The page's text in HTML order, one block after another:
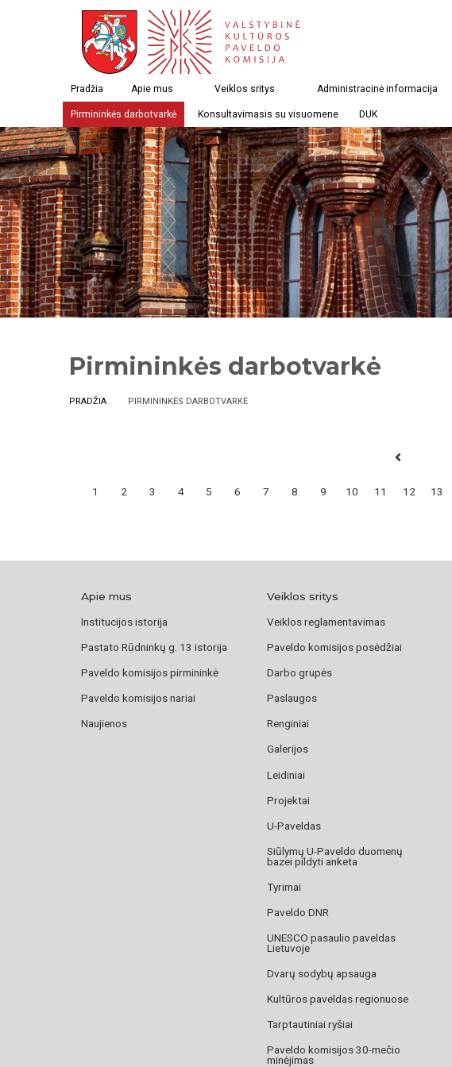
Pradžia Apie mus Veiklos sritys Administracinė informacija
Pirmininkės darbotvarkė Konsultavimasis su visuomene DUK
Pirmininkės darbotvarkė
PRADŽIA PIRMININKĖS DARBOTVARKĖ
1 2 3 4 5 6 7 8 9 10 11 12 13
Apie mus
Institucijos istorija
Pastato Rūdninkų g. 13 istorija
Paveldo komisijos pirmininkė
Paveldo komisijos nariai
Naujienos
Veiklos sritys
Veiklos reglamentavimas
Paveldo komisijos posėdžiai
Darbo grupės
Paslaugos
Renginiai
Galerijos
Leidiniai
Projektai
U-Paveldas
Siūlymų U-Paveldo duomenų
bazei pildyti anketa
Tyrimai
Paveldo DNR
UNESCO pasaulio paveldas
Lietuvoje
Dvarų sodybų apsauga
Kultūros paveldas regionuose
Tarptautiniai ryšiai
Paveldo komisijos 30-mečio
minėjimas